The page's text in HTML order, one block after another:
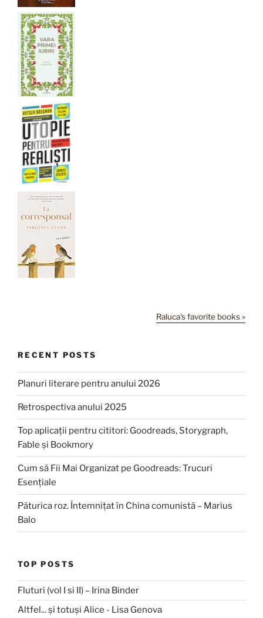
Raluca's favorite books »
RECENT POSTS
Planuri literare pentru anului 2026
Retrospectiva anului 2025
Top aplicații pentru cititori: Goodreads, Storygraph,
Fable și Bookmory
Cum să Fii Mai Organizat pe Goodreads: Trucuri
Esențiale
Păturica roz. Întemnițat în China comunistă – Marius
Balo
TOP POSTS
Fluturi (vol I si II) – Irina Binder
Altfel... și totuși Alice - Lisa Genova